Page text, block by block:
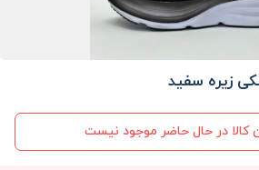
زیره سفید
کالا در حال حاضر موجود نیست